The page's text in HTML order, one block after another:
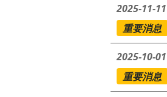
2025-11-11
重要消息
2025-10-01
重要消息